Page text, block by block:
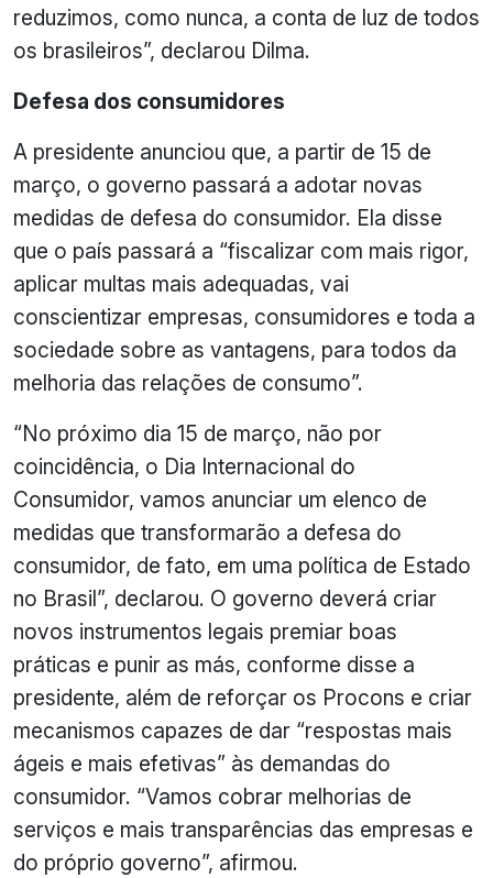
reduzimos, como nunca, a conta de luz de todos
os brasileiros”, declarou Dilma.
Defesa dos consumidores
A presidente anunciou que, a partir de 15 de
março, o governo passará a adotar novas
medidas de defesa do consumidor. Ela disse
que o país passará a “fiscalizar com mais rigor,
aplicar multas mais adequadas, vai
conscientizar empresas, consumidores e toda a
sociedade sobre as vantagens, para todos da
melhoria das relações de consumo”.
“No próximo dia 15 de março, não por
coincidência, o Dia Internacional do
Consumidor, vamos anunciar um elenco de
medidas que transformarão a defesa do
consumidor, de fato, em uma política de Estado
no Brasil”, declarou. O governo deverá criar
novos instrumentos legais premiar boas
práticas e punir as más, conforme disse a
presidente, além de reforçar os Procons e criar
mecanismos capazes de dar “respostas mais
ágeis e mais efetivas” às demandas do
consumidor. “Vamos cobrar melhorias de
serviços e mais transparências das empresas e
do próprio governo”, afirmou.